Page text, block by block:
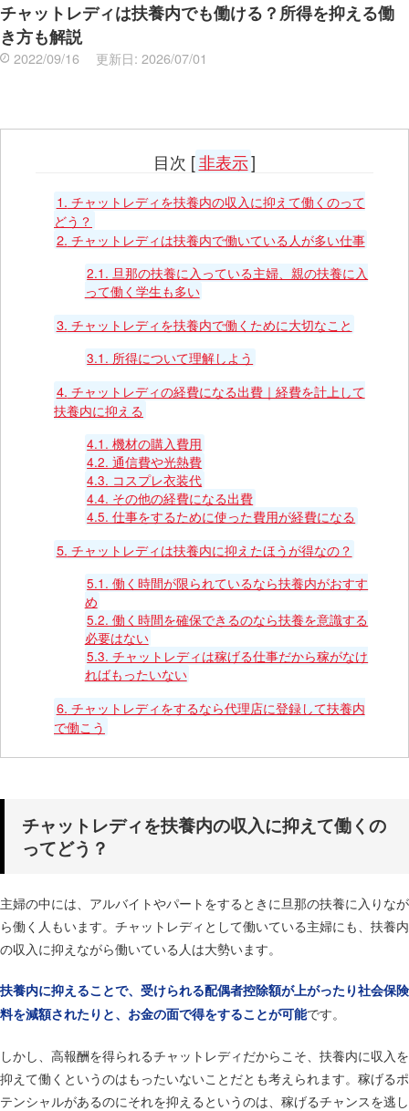
チャットレディは扶養内でも働ける？所得を抑える働
き方も解説
2022/09/16 更新日: 2026/07/01
目次 [非表示]
1. チャットレディを扶養内の収入に抑えて働くのって
どう？
2. チャットレディは扶養内で働いている人が多い仕事
2.1. 旦那の扶養に入っている主婦、親の扶養に入
って働く学生も多い
3. チャットレディを扶養内で働くために大切なこと
3.1. 所得について理解しよう
4. チャットレディの経費になる出費｜経費を計上して
扶養内に抑える
4.1. 機材の購入費用
4.2. 通信費や光熱費
4.3. コスプレ衣装代
4.4. その他の経費になる出費
4.5. 仕事をするために使った費用が経費になる
5. チャットレディは扶養内に抑えたほうが得なの？
5.1. 働く時間が限られているなら扶養内がおすす
め
5.2. 働く時間を確保できるのなら扶養を意識する
必要はない
5.3. チャットレディは稼げる仕事だから稼がなけ
ればもったいない
6. チャットレディをするなら代理店に登録して扶養内
で働こう
チャットレディを扶養内の収入に抑えて働くの
ってどう？
主婦の中には、アルバイトやパートをするときに旦那の扶養に入りなが
ら働く人もいます。チャットレディとして働いている主婦にも、扶養内
の収入に抑えながら働いている人は大勢います。
扶養内に抑えることで、受けられる配偶者控除額が上がったり社会保険
料を減額されたりと、お金の面で得をすることが可能です。
しかし、高報酬を得られるチャットレディだからこそ、扶養内に収入を
抑えて働くというのはもったいないことだとも考えられます。稼げるポ
テンシャルがあるのにそれを抑えるというのは、稼げるチャンスを逃し